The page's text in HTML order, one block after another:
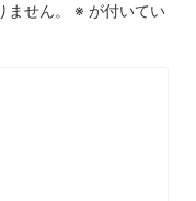
せん。 ※ が付いてい